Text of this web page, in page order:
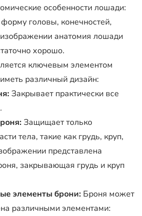
особенности лошади:
головы, конечностей,
анатомия лошади
хорошо.
ключевым элементом
различный дизайн:
Закрывает практически все
Защищает только
тела, такие как грудь, круп,
представлена
закрывающая грудь и круп
элементы брони: Броня может
различными элементами: